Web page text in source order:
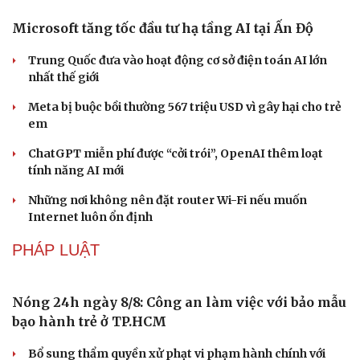
DU LỊCH
Công nghiệp giải trí "chắp cánh" cho điểm đến du
lịch Gia Lai
Hội chợ Du lịch quốc tế TP.HCM 2026 có quy mô lớn nhất
từ trước đến nay
Bảo tàng Tưởng niệm Hòa bình tại Nhật Bản đón lượng
khách kỷ lục
Du lịch biển Việt Nam: Muốn bứt phá phải vượt khỏi lợi
thế tự nhiên
CÔNG NGHỆ